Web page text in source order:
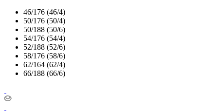
46/176 (46/4)
50/176 (50/4)
50/188 (50/6)
54/176 (54/4)
52/188 (52/6)
58/176 (58/6)
62/164 (62/4)
66/188 (66/6)